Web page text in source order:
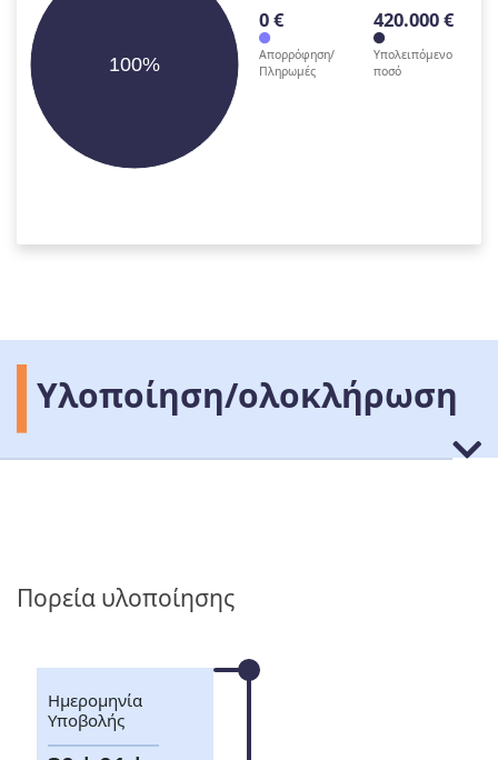
100%
0 €
Απορρόφηση/
Πληρωμές
420.000 €
Υπολειπόμενο
ποσό
Υλοποίηση/ολοκλήρωση
Πορεία υλοποίησης
Ημερομηνία
Υποβολής